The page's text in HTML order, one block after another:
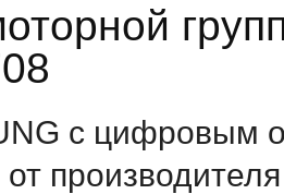
с цифровым